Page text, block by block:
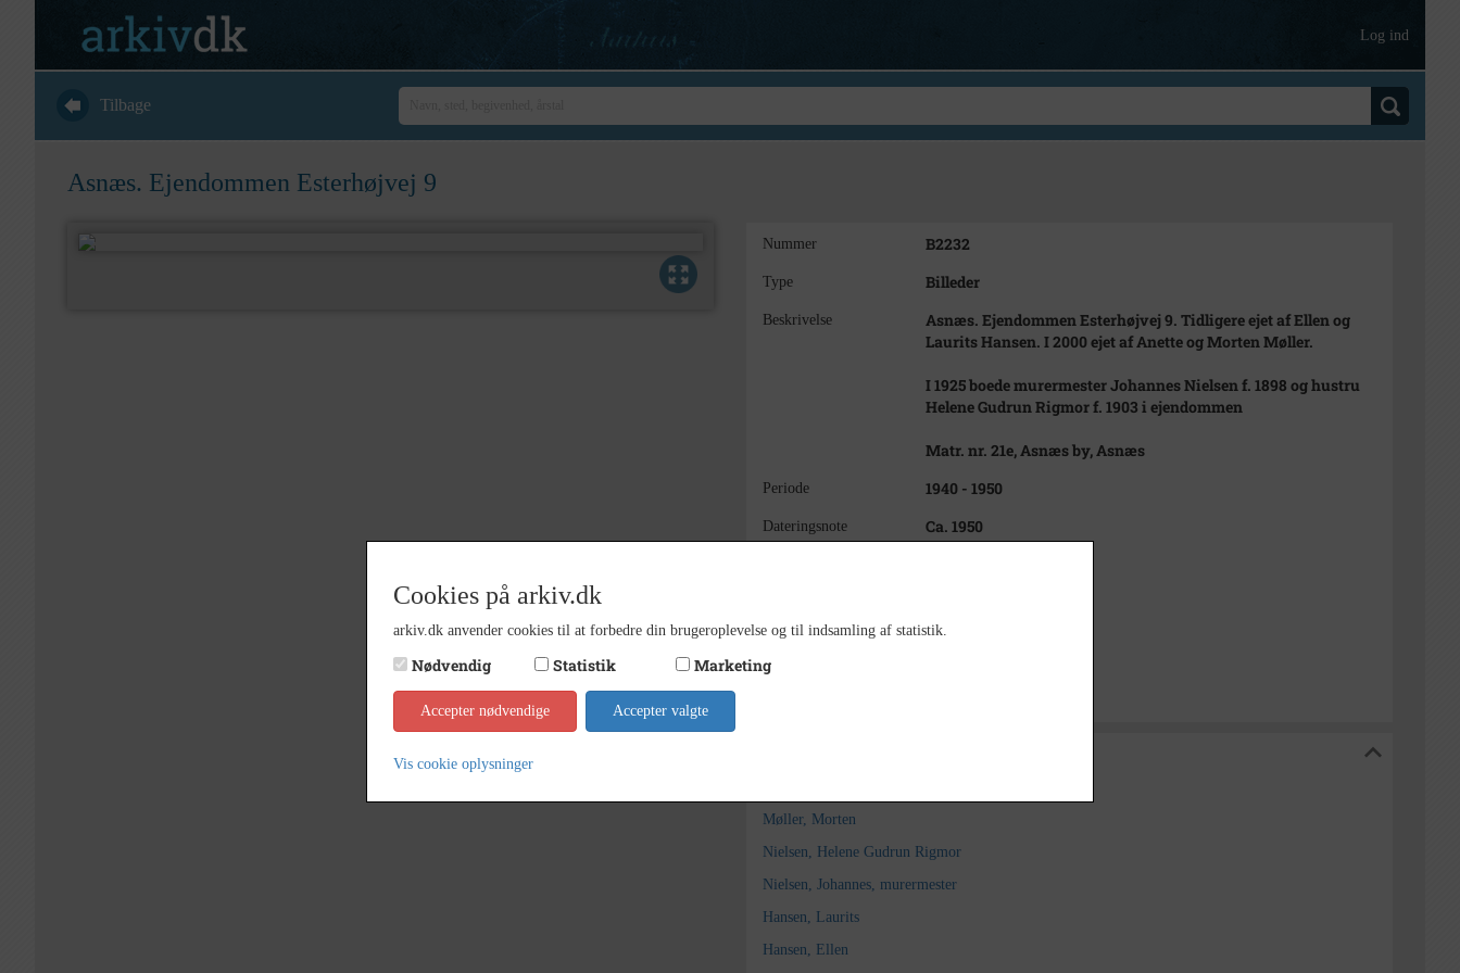
Log ind
Tilbage
Asnæs. Ejendommen Esterhøjvej 9
Nummer B2232
Type Billeder
Beskrivelse
Asnæs. Ejendommen Esterhøjvej 9. Tidligere ejet af Ellen og
Laurits Hansen. I 2000 ejet af Anette og Morten Møller.
I 1925 boede murermester Johannes Nielsen f. 1898 og hustru
Helene Gudrun Rigmor f. 1903 i ejendommen
Matr. nr. 21e, Asnæs by, Asnæs
Periode 1940 - 1950
Dateringsnote Ca. 1950
Arkiv Odsherred Lokalarkiv
Møller, Morten
Nielsen, Helene Gudrun Rigmor
Nielsen, Johannes, murermester
Hansen, Laurits
Hansen, Ellen
Cookies på arkiv.dk
arkiv.dk anvender cookies til at forbedre din brugeroplevelse og til indsamling af statistik.
Nødvendig Statistik Marketing
Accepter nødvendige Accepter valgte
Vis cookie oplysninger